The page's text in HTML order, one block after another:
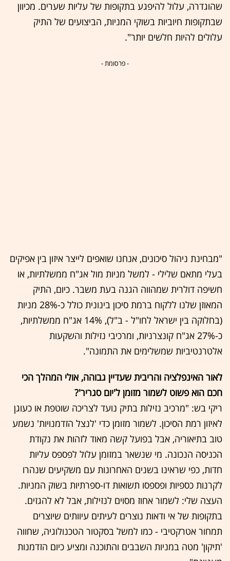
שהוגדרה, עלול להיפגע בתקופות של עליות שערים. מכיוון
שבתקופות חיוביות בשוקי המניות, הביצועים של התיק
עלולים להיות חלשים יותר".
- פרסומת -
"מבחינת ניהול סיכונים, אנחנו שואפים לייצר איזון בין אפיקים
בעלי מתאם שלילי - למשל מניות מול אג"ח ממשלתיות, או
חשיפה דולרית שמהווה הגנה בעת משבר. כיום, התיק
המאוזן שלנו ללקוח ברמת סיכון בינונית כולל כ-28% מניות
(בחלוקה בין ישראל לחו"ל - ב"ל), 14% אג"ח ממשלתיות,
כ-27% אג"ח קונצרניות, ומרכיבי נזילות והשקעות
אלטרנטיביות שמשלימים את התמונה".
לאור האינפלציה והריבית שעדיין גבוהה, אולי המהלך הכי
חכם הוא פשוט לשמור מזומן ל'יום סגריר'?
ריקי בש: "מרכיב נזילות בתיק נועד לצריכה שוטפת או כעוגן
לאיזון רמת הסיכון. לשמור מזומן כדי 'לנצל הזדמנויות' נשמע
טוב בתיאוריה, אבל בפועל קשה מאוד לזהות את נקודת
הכניסה הנכונה. מי שנשאר במזומן עלול לפספס עליות
חדות, כפי שראינו בשנים האחרונות עם משקיעים שנהרו
לקרנות כספיות ופספסו תשואות דו-ספרתיות בשוק המניות.
העצה שלי: לשמור אחוז מסוים לנזילות, אבל לא להגזים.
בתקופות של אי ודאות נוצרים לעיתים עיוותים שיוצרים
תמחור אטרקטיבי - כמו למשל בסקטור הטכנולוגיה, שחווה
'תיקון' מטה במניות השבבים והתוכנה ומציע כיום הזדמנות